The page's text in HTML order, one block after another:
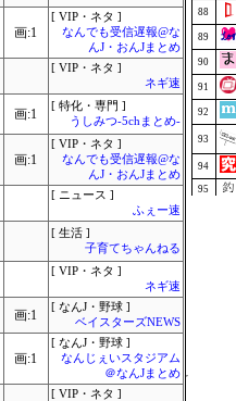
画:1
[ VIP・ネタ ]
なんでも受信遅報@な
んJ・おんJまとめ
[ VIP・ネタ ]
ネギ速
画:1
[ 特化・専門 ]
うしみつ-5chまとめ-
画:1
[ VIP・ネタ ]
なんでも受信遅報@な
んJ・おんJまとめ
[ ニュース ]
ふぇー速
[ 生活 ]
子育てちゃんねる
[ VIP・ネタ ]
ネギ速
画:1
[ なんJ・野球 ]
ベイスターズNEWS
画:1
[ なんJ・野球 ]
なんじぇいスタジアム
＠なんJまとめ
[ VIP・ネタ ]
88
89
90
91
92
93
94
95